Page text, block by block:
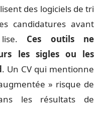
des logiciels de tri
candidatures avant
Ces outils ne
les sigles ou les
. Un CV qui mentionne
» risque de
les résultats de